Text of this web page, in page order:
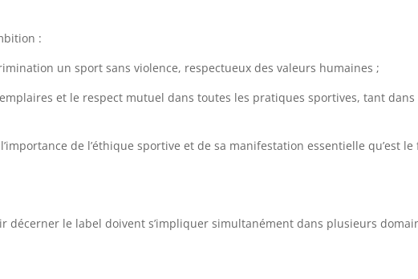
:
un sport sans violence, respectueux des valeurs humaines ;
et le respect mutuel dans toutes les pratiques sportives, tant dans
de l’éthique sportive et de sa manifestation essentielle qu’est le
décerner le label doivent s’impliquer simultanément dans plusieurs